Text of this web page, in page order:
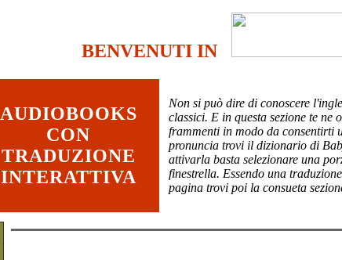
BENVENUTI IN
AUDIOBOOKS
CON
TRADUZIONE
INTERATTIVA
Non si può dire di conoscere
classici. E in questa sezione te
frammenti in modo da consentirti
pronuncia trovi il dizionario di
attivarla basta selezionare una
finestrella. Essendo una
pagina trovi poi la consueta